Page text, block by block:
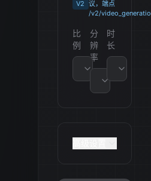
V2 议，端点
/v2/
比
例
16:9
分
辨
率
2K
时
长
5 秒